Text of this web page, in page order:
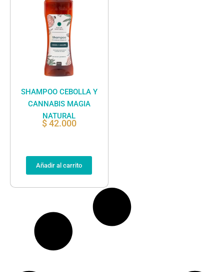
SHAMPOO CEBOLLA Y
CANNABIS MAGIA
NATURAL
$42.000
Añadir al carrito